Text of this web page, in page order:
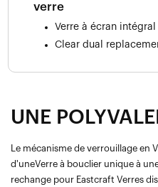
verre
Verre à écran intégral
Clear dual
UNE
Le mécanisme de verrouillage en
d'uneVerre à bouclier unique à
rechange pour Eastcraft Verres